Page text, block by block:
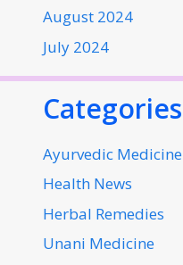
August 2024
July 2024
Categories
Ayurvedic Medicine
Health News
Herbal Remedies
Unani Medicine